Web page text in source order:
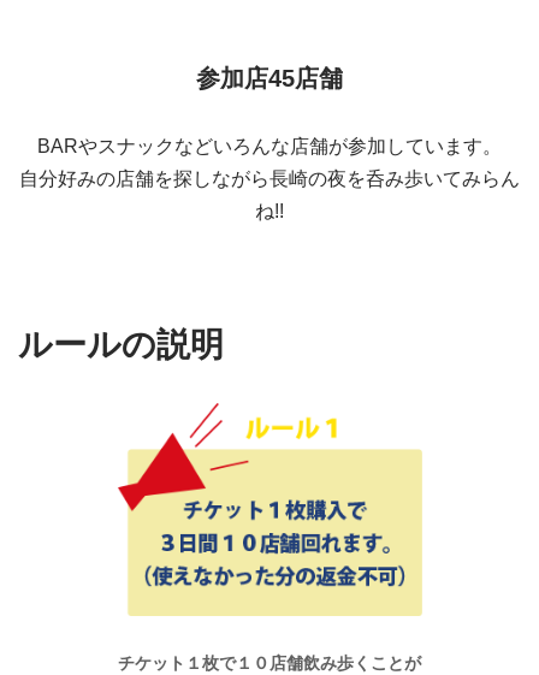
参加店45店舗
BARやスナックなどいろんな店舗が参加しています。
自分好みの店舗を探しながら長崎の夜を呑み歩いてみらん
ね!!
ルールの説明
チケット１枚で１０店舗飲み歩くことが